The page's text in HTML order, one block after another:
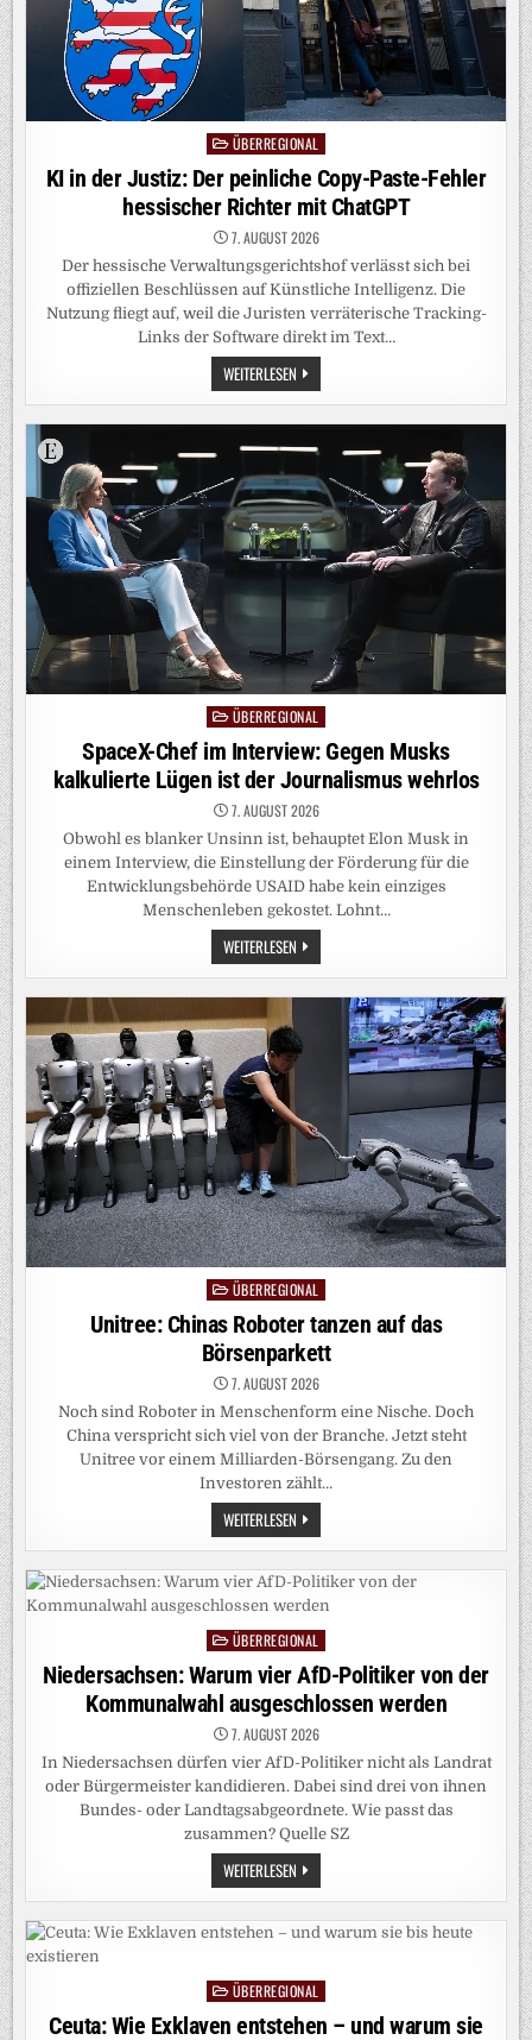
PostedÜBERREGIONAL
KI in der Justiz: Der peinliche Copy-Paste-Fehler
hessischer Richter mit ChatGPT
7. AUGUST 2026
Der hessische Verwaltungsgerichtshof verlässt sich bei
offiziellen Beschlüssen auf Künstliche Intelligenz. Die
Nutzung fliegt auf, weil die Juristen verräterische Tracking-
Links der Software direkt im Text…
WEITERLESEN KI
IN
DER
JUSTIZ:
PEINLICHE
PASTE-
FEHLER
HESSISCHER
RICHTER
MIT
CHATGPT
Posted
in
ÜBERREGIONAL
SpaceX-Chef im Interview: Gegen Musks
kalkulierte Lügen ist der Journalismus wehrlos
7. AUGUST 2026
Obwohl es blanker Unsinn ist, behauptet Elon Musk in
einem Interview, die Einstellung der Förderung für die
Entwicklungsbehörde USAID habe kein einziges
Menschenleben gekostet. Lohnt…
WEITERLESEN SPACEX-
CHEF
IM
INTERVIEW:
KALKULIERTE
LÜGEN
WEHRLOS
PostedÜBERREGIONAL
Unitree: Chinas Roboter tanzen auf das
Börsenparkett
7. AUGUST 2026
Noch sind Roboter in Menschenform eine Nische. Doch
China verspricht sich viel von der Branche. Jetzt steht
Unitree vor einem Milliarden-Börsengang. Zu den
Investoren zählt…
WEITERLESEN UNITREE:
CHINAS
ROBOTER
TANZEN
AUF
DAS
BÖRSENPARKETT
Posted
in
ÜBERREGIONAL
Niedersachsen: Warum vier AfD-Politiker von der
Kommunalwahl ausgeschlossen werden
7. AUGUST 2026
In Niedersachsen dürfen vier AfD-Politiker nicht als Landrat
oder Bürgermeister kandidieren. Dabei sind drei von ihnen
Bundes- oder Landtagsabgeordnete. Wie passt das
zusammen? Quelle SZ
WEITERLESEN NIEDERSACHSEN:
WARUM
VIER
AFD-
POLITIKER
KOMMUNALWAHL
AUSGESCHLOSSEN
WERDEN
PostedÜBERREGIONAL
Ceuta: Wie Exklaven entstehen – und warum sie